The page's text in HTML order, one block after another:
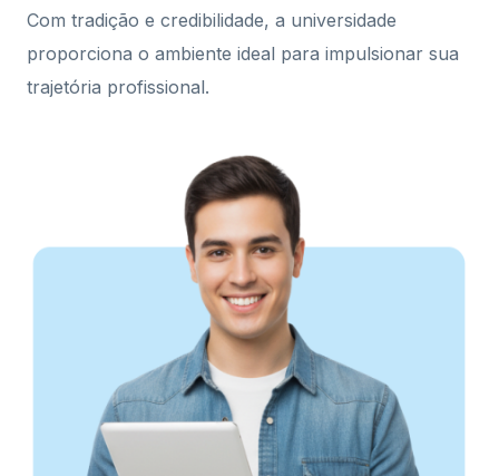
Com tradição e credibilidade, a universidade
proporciona o ambiente ideal para impulsionar sua
trajetória profissional.